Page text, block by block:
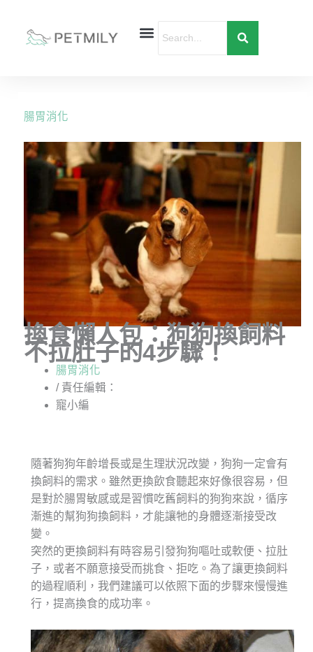
腸胃消化
換食懶人包：狗狗換飼料
不拉肚子的4步驟！
腸胃消化
/ 責任編輯：
寵小編
隨著狗狗年齡增長或是生理狀況改變，狗狗一定會有
換飼料的需求。雖然更換飲食聽起來好像很容易，但
是對於腸胃敏感或是習慣吃舊飼料的狗狗來說，循序
漸進的幫狗狗換飼料，才能讓牠的身體逐漸接受改
變。
突然的更換飼料有時容易引發狗狗嘔吐或軟便、拉肚
子，或者不願意接受而挑食、拒吃。為了讓更換飼料
的過程順利，我們建議可以依照下面的步驟來慢慢進
行，提高換食的成功率。